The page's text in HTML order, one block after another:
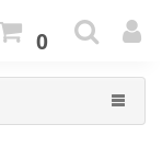
0